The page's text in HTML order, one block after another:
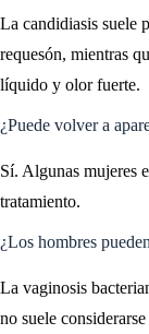
La candidiasis suele
requesón, mientras
líquido y olor fuerte.
¿Puede volver a
Sí. Algunas mujeres
tratamiento.
¿Los hombres
La vaginosis
no suele